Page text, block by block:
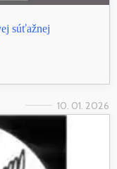
súťažnej
10. 01. 2026